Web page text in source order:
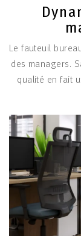
Le fauteuil
des managers.
qualité en fait